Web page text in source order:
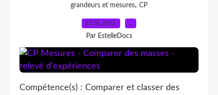
grandeurs et mesures, CP
23.05.2012 …
Par EstelleDocs
Compétence(s) : Comparer et classer des